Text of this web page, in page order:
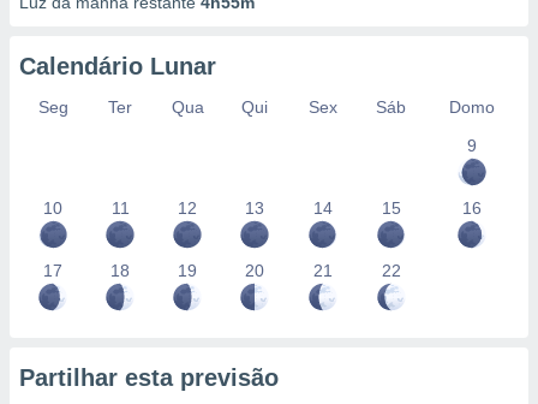
Calendário Lunar
Seg Ter Qua Qui Sex Sáb
Domo
9
10 11 12 13 14 15 16
17 18 19 20 21 22
Partilhar esta previsão